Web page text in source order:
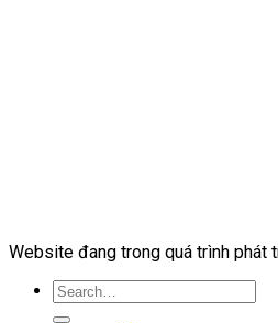
Website đang trong quá trình phát